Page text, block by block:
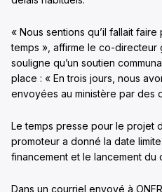
« Nous sentions qu’il fallait
temps », affirme le co-directeur
souligne qu’un soutien
place : « En trois jours, nous
envoyées au ministère par des
Le temps presse pour le projet
promoteur a donné la date
financement et le lancement du
Dans un courriel envoyé à